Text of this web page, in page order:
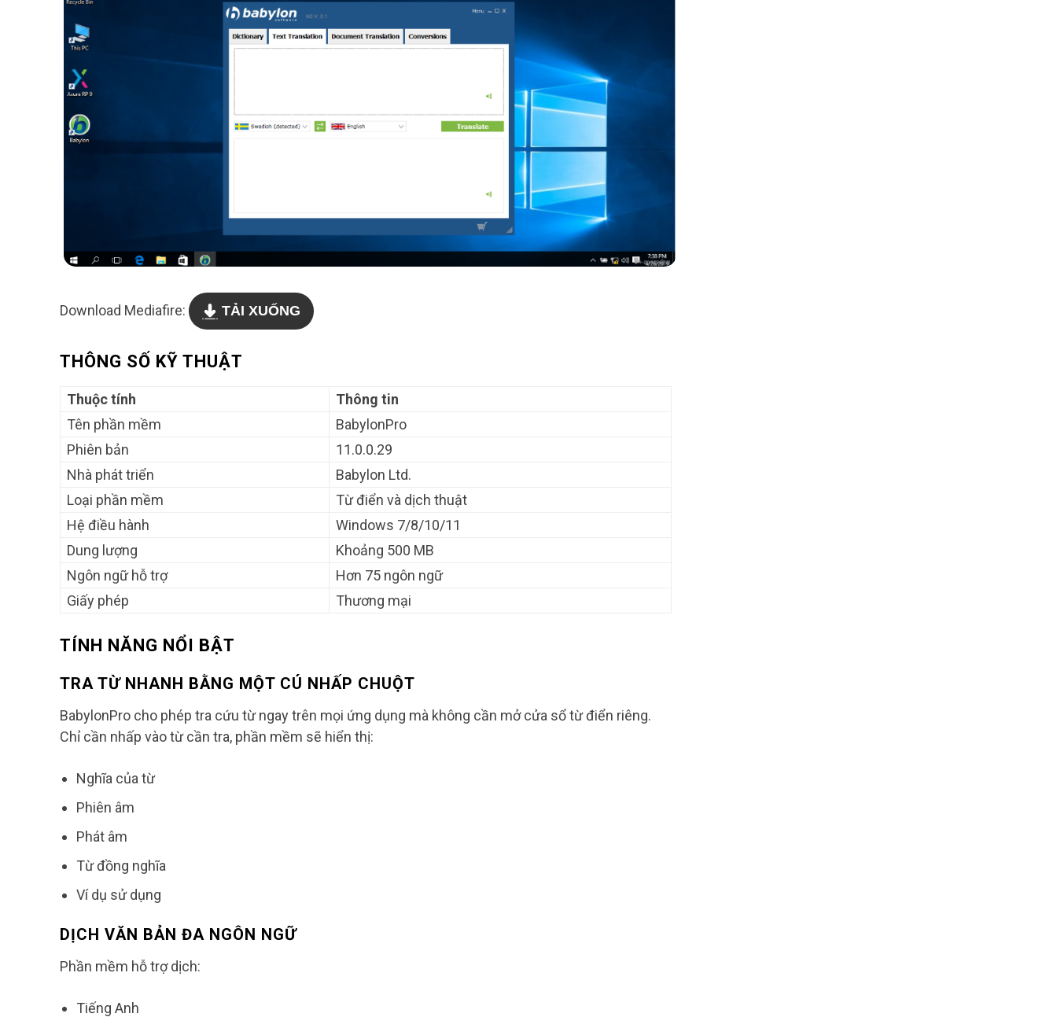
Download Mediafire: TẢI XUỐNG
THÔNG SỐ KỸ THUẬT
Thuộc tính
Thông tin
Tên phần mềm
BabylonPro
Phiên bản
11.0.0.29
Nhà phát triển
Babylon Ltd.
Loại phần mềm
Từ điển và dịch thuật
Hệ điều hành
Windows 7/8/10/11
Dung lượng
Khoảng 500 MB
Ngôn ngữ hỗ trợ
Hơn 75 ngôn ngữ
Giấy phép
Thương mại
TÍNH NĂNG NỔI BẬT
TRA TỪ NHANH BẰNG MỘT CÚ NHẤP CHUỘT
BabylonPro cho phép tra cứu từ ngay trên mọi ứng dụng mà không cần mở cửa sổ từ điển riêng.
Chỉ cần nhấp vào từ cần tra, phần mềm sẽ hiển thị:
Nghĩa của từ
Phiên âm
Phát âm
Từ đồng nghĩa
Ví dụ sử dụng
DỊCH VĂN BẢN ĐA NGÔN NGỮ
Phần mềm hỗ trợ dịch:
Tiếng Anh